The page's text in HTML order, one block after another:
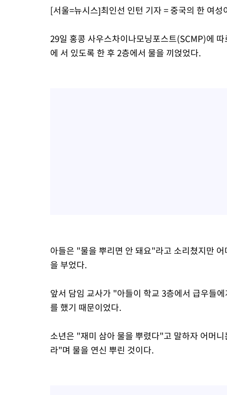
[서울=뉴시스]최인선 인턴 기자 = 중국의 한 여
29일 홍콩 사우스차이나모닝포스트(SCMP)에
에 서 있도록 한 후 2층에서 물을 끼얹었다.
아들은 "물을 뿌리면 안 돼요"라고 소리쳤지만
을 부었다.
앞서 담임 교사가 "아들이 학교 3층에서 급우들
를 했기 때문이었다.
소년은 "재미 삼아 물을 뿌렸다"고 말하자 어머
라"며 물을 연신 뿌린 것이다.